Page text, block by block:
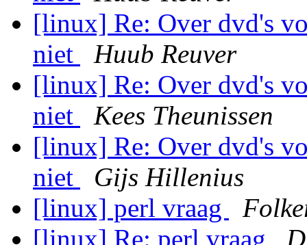
[linux] Re: Over dvd's
niet
Huub Reuver
[linux] Re: Over dvd's
niet
Kees Theunissen
[linux] Re: Over dvd's
niet
Gijs Hillenius
[linux] perl vraag
[linux] Re: perl vraag